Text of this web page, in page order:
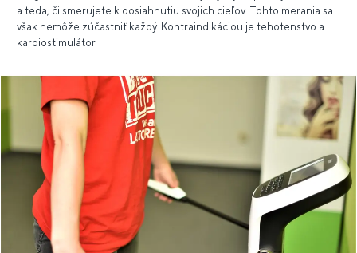
a teda, či smerujete k dosiahnutiu svojich cieľov. Tohto merania sa
však nemôže zúčastniť každý. Kontraindikáciou je tehotenstvo a
kardiostimulátor.